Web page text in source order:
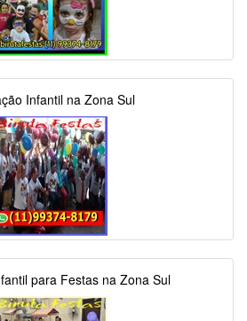
Infantil na Zona Sul
para Festas na Zona Sul